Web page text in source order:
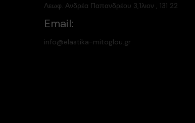
Λεωφ. Ανδρέα Παπανδρέου 3,Ίλιον , 131 22
Email:
info@elastika-mitoglou.gr